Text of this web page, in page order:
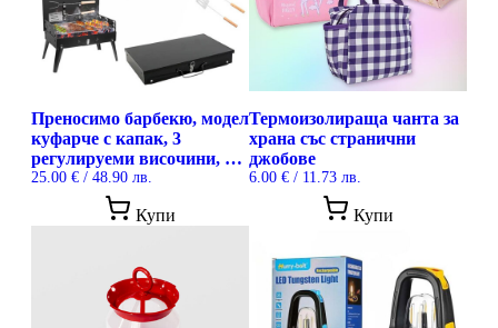
Преносимо барбекю, модел
куфарче с капак, 3
регулируеми височини, с
аксесоари за готвене
25.00 € / 48.90 лв.
Купи
Термоизолираща чанта за
храна със странични
джобове
6.00 € / 11.73 лв.
Купи